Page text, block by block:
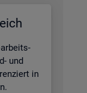
und
in